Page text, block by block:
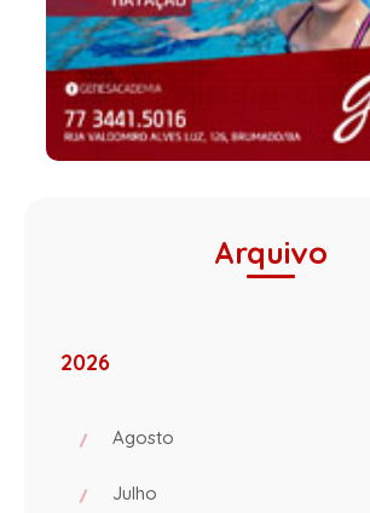
Arquivo
2026
Agosto
Julho